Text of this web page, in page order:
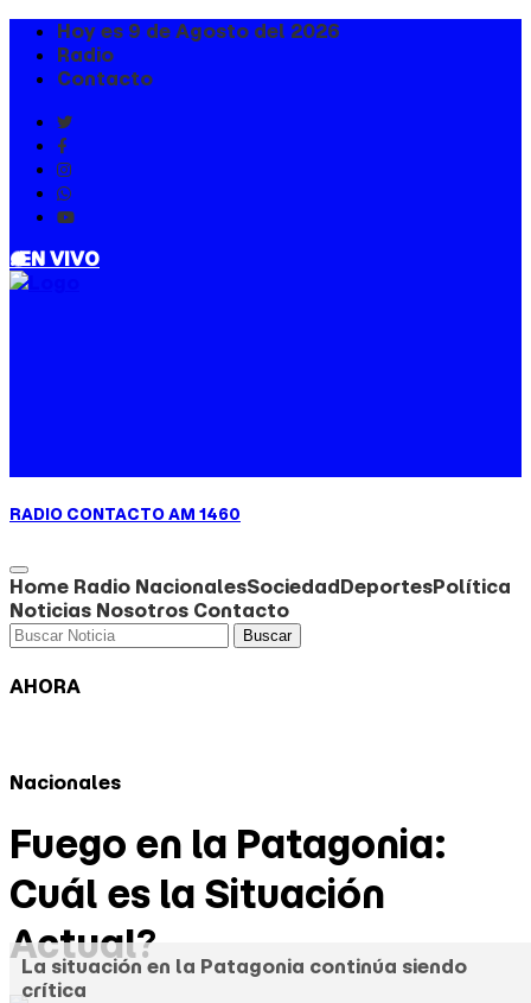
Hoy es 9 de Agosto del 2026
Radio
Contacto
. EN VIVO
RADIO CONTACTO AM 1460
Home Radio NacionalesSociedadDeportesPolítica
Noticias Nosotros Contacto
Buscar
AHORA
Nacionales
Fuego en la Patagonia:
Cuál es la Situación
Actual?
La situación en la Patagonia continúa siendo
crítica